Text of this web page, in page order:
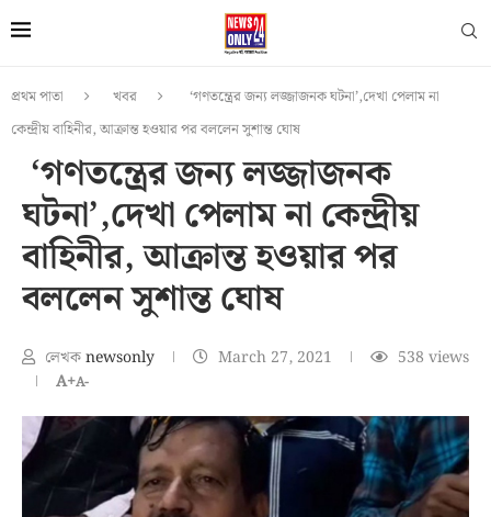
প্রথম পাতা খবর
‘গণতন্ত্রের জন্য লজ্জাজনক ঘটনা’,দেখা পেলাম না
কেন্দ্রীয় বাহিনীর, আক্রান্ত হওয়ার পর বললেন সুশান্ত ঘোষ
‘গণতন্ত্রের জন্য লজ্জাজনক
ঘটনা’,দেখা পেলাম না কেন্দ্রীয়
বাহিনীর, আক্রান্ত হওয়ার পর
বললেন সুশান্ত ঘোষ
লেখকnewsonly March 27, 2021 538 views
A+A-